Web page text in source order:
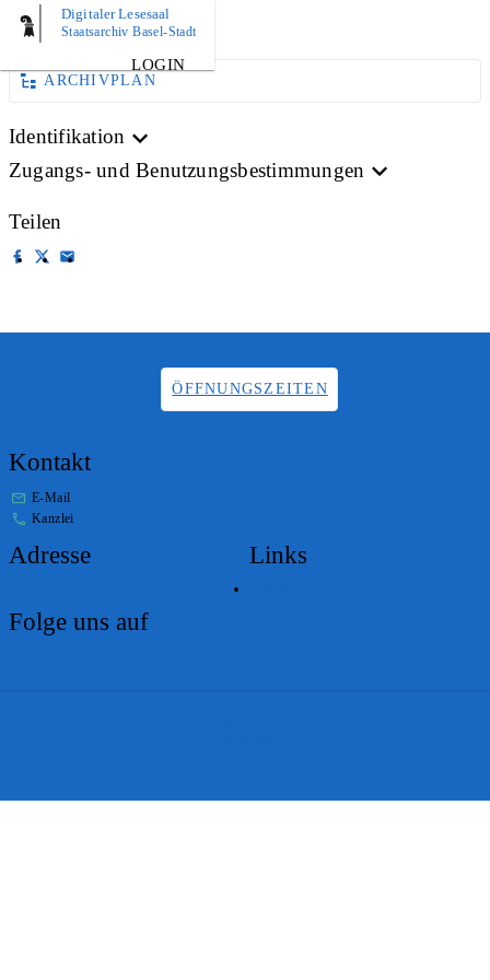
Digitaler Lesesaal
Staatsarchiv Basel-Stadt
LOGIN
AKTE
ARCHIVPLAN
Identifikation
Zugangs- und Benutzungsbestimmungen
Teilen
ÖFFNUNGSZEITEN
Kontakt
E-Mail
Kanzlei
Adresse Links
Folge uns auf